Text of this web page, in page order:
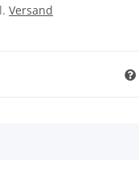
Versand